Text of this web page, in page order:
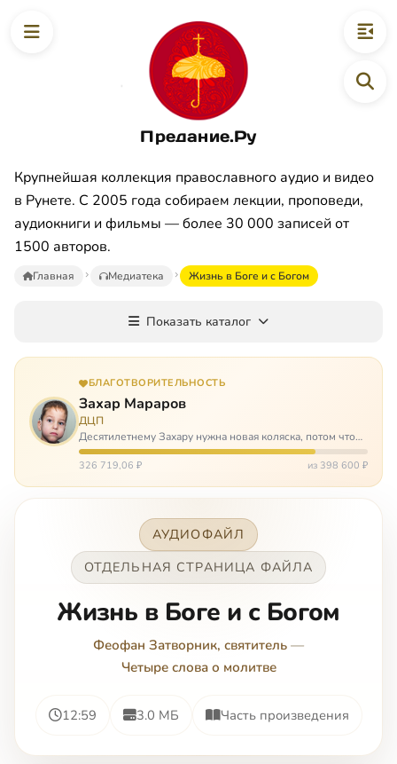
Предание.Ру
Крупнейшая коллекция православного аудио и видео
в Рунете. С 2005 года собираем лекции, проповеди,
аудиокниги и фильмы — более 30 000 записей от
1500 авторов.
Главная Медиатека Жизнь в Боге и с Богом
Показать каталог
БЛАГОТВОРИТЕЛЬНОСТЬ
Захар Мараров
ДЦП
Десятилетнему Захару нужна новая коляска, потом что
старая сломалась. А без коляски он не сможет не только
просто выходить из дома, но и продолжать лечение в
326 719,06 ₽ из 398 600 ₽
АУДИОФАЙЛ
ОТДЕЛЬНАЯ СТРАНИЦА ФАЙЛА
Жизнь в Боге и с Богом
Феофан Затворник, святитель —
Четыре слова о молитве
12:59 3.0 МБ Часть произведения